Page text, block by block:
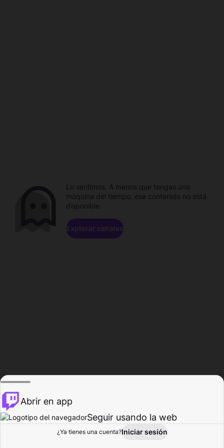
Explorar Actividad
Lo sentimos. A menos que tengas una
máquina del tiempo, ese contenido no está
disponible.
Explorar canales
Abrir en app
Seguir usando la web
¿Ya tienes una cuenta?Iniciar sesión